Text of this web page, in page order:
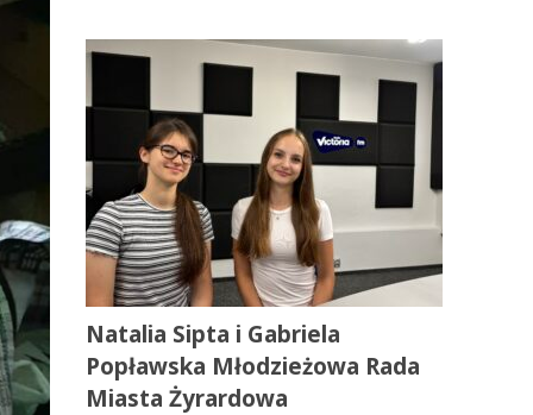
Natalia Sipta i Gabriela
Popławska Młodzieżowa Rada
Miasta Żyrardowa